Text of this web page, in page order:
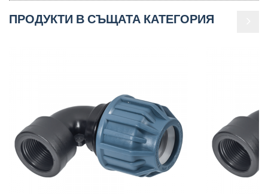
ПРОДУКТИ В СЪЩАТА КАТЕГОРИЯ